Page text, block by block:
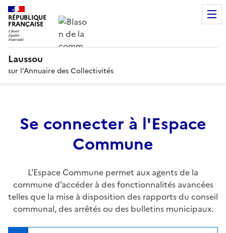
RÉPUBLIQUE
FRANÇAISE
Laussou
sur l’Annuaire des Collectivités
Se connecter à l'Espace
Commune
L'Espace Commune permet aux agents de la
commune d’accéder à des fonctionnalités avancées
telles que la mise à disposition des rapports du conseil
communal, des arrêtés ou des bulletins municipaux.